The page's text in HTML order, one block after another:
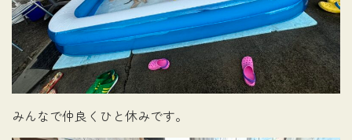
みんなで仲良くひと休みです。